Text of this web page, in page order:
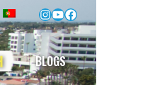
Instagram
YouTube
Facebook
BLOGS